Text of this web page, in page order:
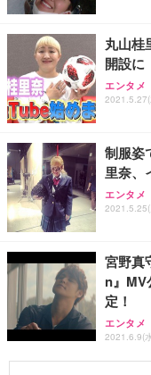
丸山桂
開設に
エンタメ
制服姿
里奈、
エンタメ
宮野真
n』MV
定！
エンタメ
2021.6.9(